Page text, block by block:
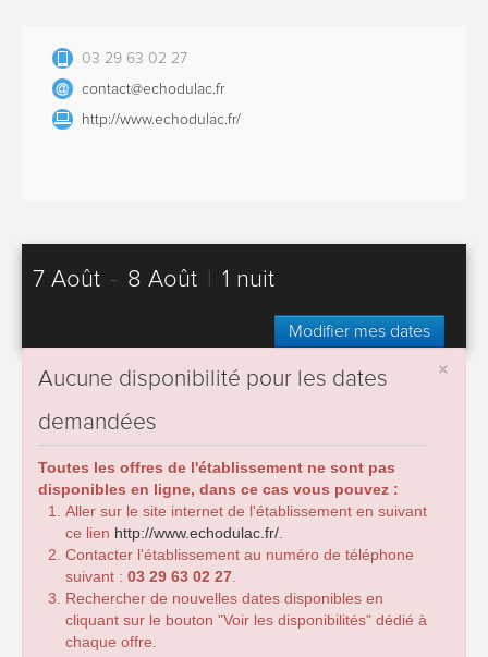
03 29 63 02 27
contact@echodulac.fr
http://www.echodulac.fr/
7 Août - 8 Août 1 nuit
Modifier mes dates
×
Aucune disponibilité pour les dates
demandées
Toutes les offres de l'établissement ne sont pas
disponibles en ligne, dans ce cas vous pouvez :
Aller sur le site internet de l'établissement en suivant
ce lien http://www.echodulac.fr/
Contacter l'établissement au numéro de téléphone
suivant : 03 29 63 02 27
Rechercher de nouvelles dates disponibles en
cliquant sur le bouton "Voir les disponibilités" dédié à
chaque offre.